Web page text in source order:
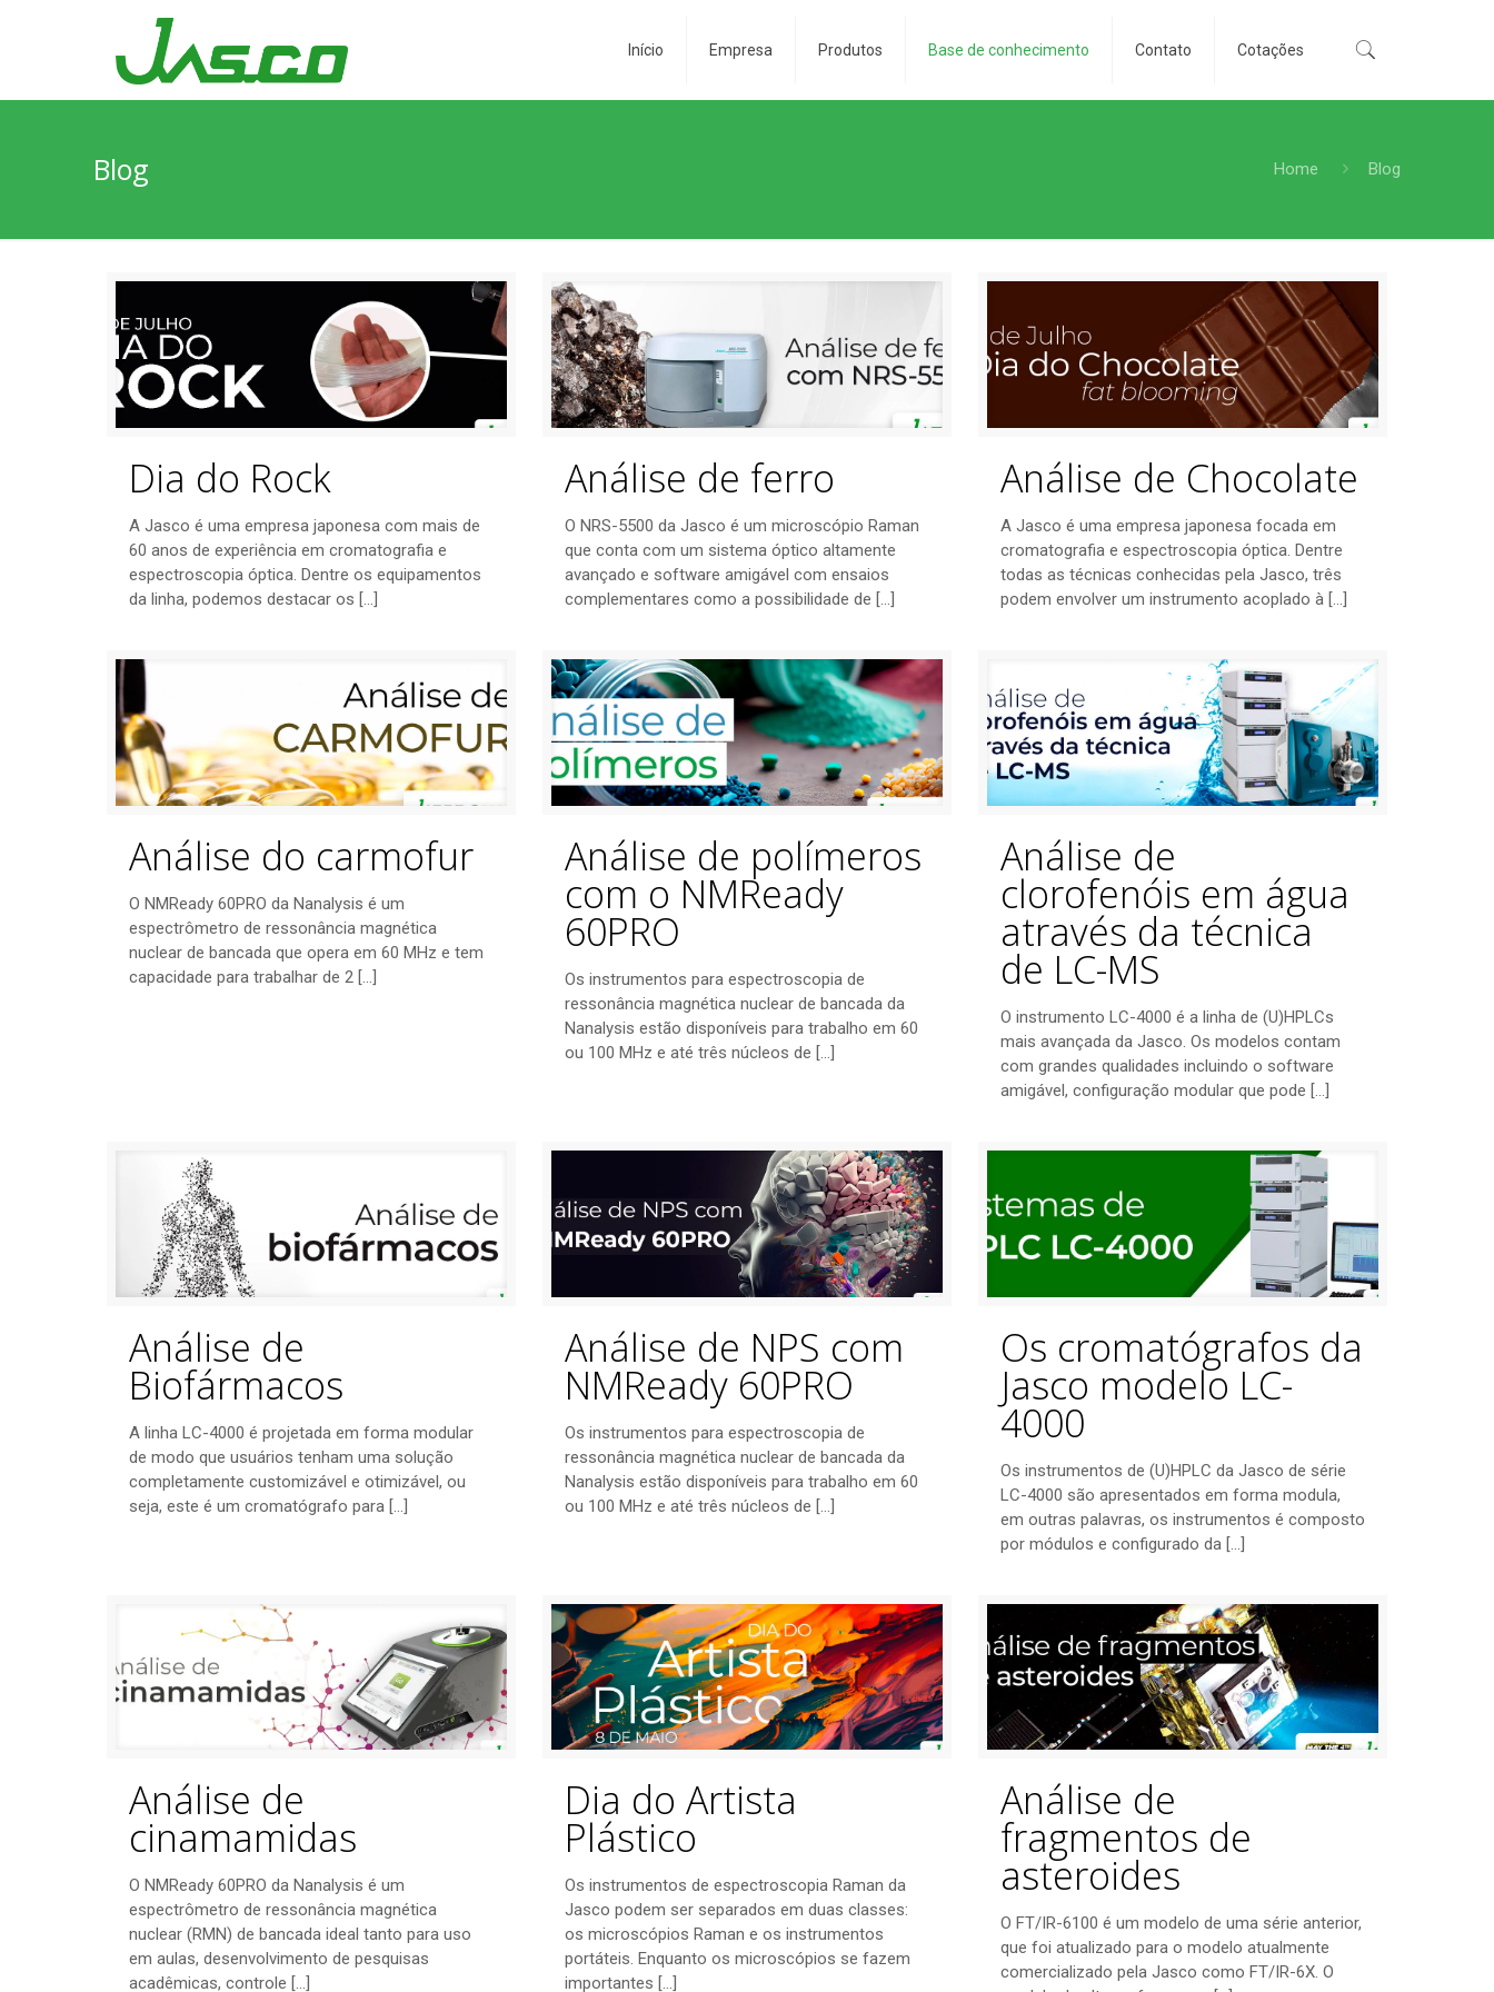
Início Empresa Produtos Base de conhecimento Contato Cotações
Blog Home Blog
Dia do Rock
A Jasco é uma empresa japonesa com mais de
60 anos de experiência em cromatografia e
espectroscopia óptica. Dentre os equipamentos
da linha, podemos destacar os […]
Análise de ferro
O NRS-5500 da Jasco é um microscópio Raman
que conta com um sistema óptico altamente
avançado e software amigável com ensaios
complementares como a possibilidade de […]
Análise de Chocolate
A Jasco é uma empresa japonesa focada em
cromatografia e espectroscopia óptica. Dentre
todas as técnicas conhecidas pela Jasco, três
podem envolver um instrumento acoplado à[…]
Análise do carmofur
O NMReady 60PRO da Nanalysis é um
espectrômetro de ressonância magnética
nuclear de bancada que opera em 60 MHz e tem
capacidade para trabalhar de 2[…]
Análise de polímeros
com o NMReady
60PRO
Os instrumentos para espectroscopia de
ressonância magnética nuclear de bancada da
Nanalysis estão disponíveis para trabalho em 60
ou 100 MHz e até três núcleos de […]
Análise de
clorofenóis em água
através da técnica
de LC-MS
O instrumento LC-4000 é a linha de (U)HPLCs
mais avançada da Jasco. Os modelos contam
com grandes qualidades incluindo o software
amigável, configuração modular que pode […]
Análise de
Biofármacos
A linha LC-4000 é projetada em forma modular
de modo que usuários tenham uma solução
completamente customizável e otimizável, ou
seja, este é um cromatógrafo para […]
Análise de NPS com
NMReady 60PRO
Os instrumentos para espectroscopia de
ressonância magnética nuclear de bancada da
Nanalysis estão disponíveis para trabalho em 60
ou 100 MHz e até três núcleos de […]
Os cromatógrafos da
Jasco modelo LC-
4000
Os instrumentos de (U)HPLC da Jasco de série
LC-4000 são apresentados em forma modula,
em outras palavras, os instrumentos é composto
por módulos e configurado da […]
Análise de
cinamamidas
O NMReady 60PRO da Nanalysis é um
espectrômetro de ressonância magnética
nuclear (RMN) de bancada ideal tanto para uso
em aulas, desenvolvimento de pesquisas
acadêmicas, controle […]
Dia do Artista
Plástico
Os instrumentos de espectroscopia Raman da
Jasco podem ser separados em duas classes:
os microscópios Raman e os instrumentos
portáteis. Enquanto os microscópios se fazem
importantes […]
Análise de
fragmentos de
asteroides
O FT/IR-6100 é um modelo de uma série anterior,
que foi atualizado para o modelo atualmente
comercializado pela Jasco como FT/IR-6X. O